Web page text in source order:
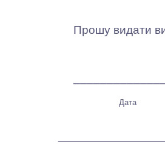
Прошу видати
Дата